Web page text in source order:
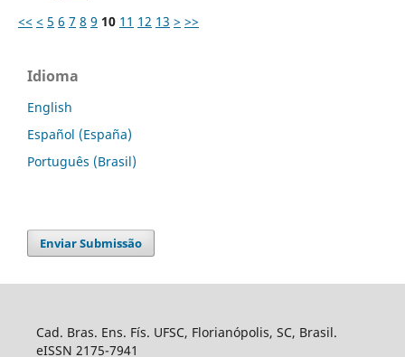
<< < 5 6 7 8 9 10 11 12 13 > >>
Idioma
English
Español (España)
Português (Brasil)
Enviar Submissão
Cad. Bras. Ens. Fís. UFSC, Florianópolis, SC, Brasil.
eISSN 2175-7941